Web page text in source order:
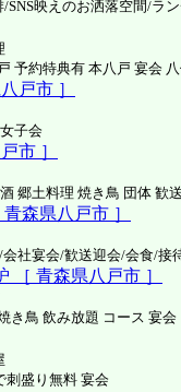
映えのお洒落空間/ラ
予約特典有 本八戸 宴会
戸市 ］
子会
市 ］
郷土料理 焼き鳥 団体 歓
森県八戸市 ］
社宴会/歓送迎会/会食/接
［ 青森県八戸市 ］
き鳥 飲み放題 コース 宴会
盛り無料 宴会